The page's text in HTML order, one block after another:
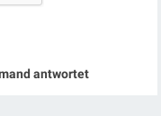
antwortet